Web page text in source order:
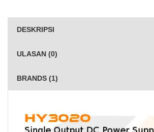
DESKRIPSI
ULASAN (0)
BRANDS (1)